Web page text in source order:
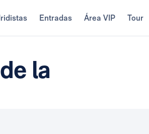
Entradas Área VIP Tour
la